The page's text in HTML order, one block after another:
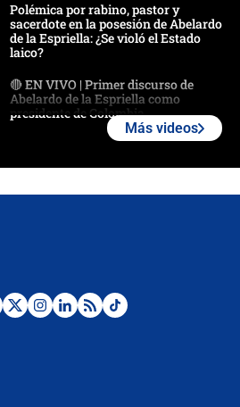
Polémica por rabino, pastor y
sacerdote en la posesión de Abelardo
de la Espriella: ¿Se violó el Estado
laico?
🔴 EN VIVO | Primer discurso de
Abelardo de la Espriella como
presidente de Colombia
Desde dermatitis hasta infecciones:
Más videos